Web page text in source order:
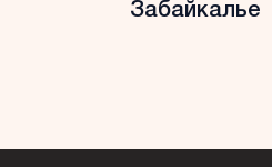
Забайкалье